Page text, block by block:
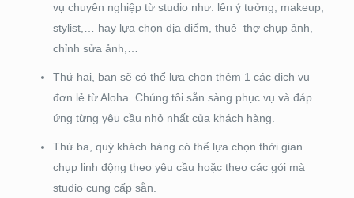
vụ chuyên nghiệp từ studio như: lên ý tưởng, makeup,
stylist,… hay lựa chọn địa điểm, thuê thợ chụp ảnh,
chỉnh sửa ảnh,…
Thứ hai, bạn sẽ có thể lựa chọn thêm 1 các dịch vụ
đơn lẻ từ Aloha. Chúng tôi sẵn sàng phục vụ và đáp
ứng từng yêu cầu nhỏ nhất của khách hàng.
Thứ ba, quý khách hàng có thể lựa chọn thời gian
chụp linh động theo yêu cầu hoặc theo các gói mà
studio cung cấp sẵn.